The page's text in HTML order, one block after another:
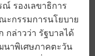
รองเลขาธิการ
ะกรรมการนโยบาย
กล่าวว่า รัฐบาลได้
นาพิเศษภาคตะวัน